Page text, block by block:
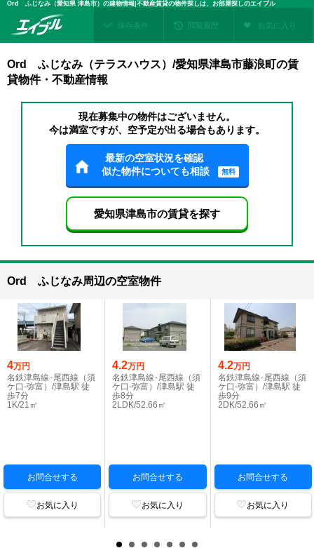
Ord ふじなみ（愛知県 津島市）の建物情報|不動産賃貸の物件探しは、お部屋探しのエイブル
保存条件 閲覧履歴 お気に入り
Ord ふじなみ（テラスハウス）/愛知県津島市藤浪町の賃
貸物件・不動産情報
現在募集中の物件はございません。
今は満室ですが、空予定が出る場合もあります。
最新の空室状況を確認
似た物件についても相談
無料
愛知県津島市の賃貸を探す
Ord ふじなみ周辺の空室物件
4万円
名鉄津島線･尾西線（須
ケ口-弥富）/津島駅 徒
歩7分
1K/21㎡
お問合せする
お気に入り
4.2万円
名鉄津島線･尾西線（須
ケ口-弥富）/津島駅 徒
歩8分
2LDK/52.66㎡
お問合せする
お気に入り
4.2万円
名鉄津島線･尾西線（須
ケ口-弥富）/津島駅 徒
歩9分
2DK/52.66㎡
お問合せする
お気に入り